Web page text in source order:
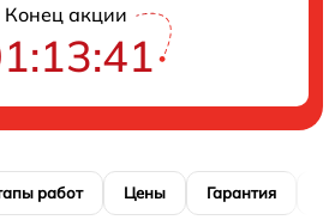
Конец акции
работ Цены Гарантия